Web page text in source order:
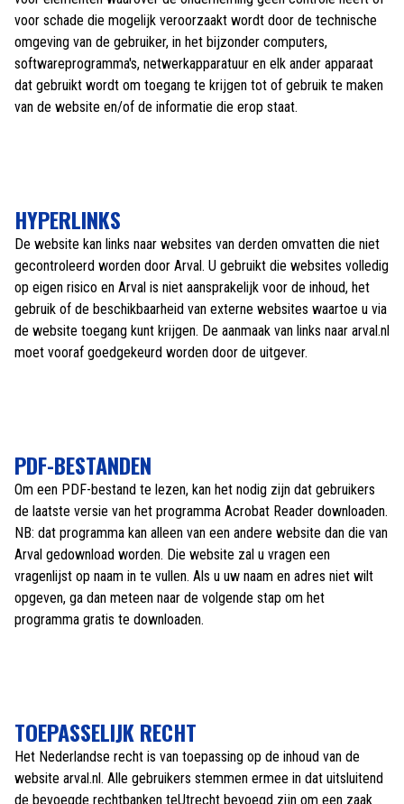
voor schade die mogelijk veroorzaakt wordt door de technische
omgeving van de gebruiker, in het bijzonder computers,
softwareprogramma's, netwerkapparatuur en elk ander apparaat
dat gebruikt wordt om toegang te krijgen tot of gebruik te maken
van de website en/of de informatie die erop staat.
HYPERLINKS
De website kan links naar websites van derden omvatten die niet
gecontroleerd worden door Arval. U gebruikt die websites volledig
op eigen risico en Arval is niet aansprakelijk voor de inhoud, het
gebruik of de beschikbaarheid van externe websites waartoe u via
de website toegang kunt krijgen. De aanmaak van links naar arval.nl
moet vooraf goedgekeurd worden door de uitgever.
PDF-BESTANDEN
Om een PDF-bestand te lezen, kan het nodig zijn dat gebruikers
de laatste versie van het programma Acrobat Reader downloaden.
NB: dat programma kan alleen van een andere website dan die van
Arval gedownload worden. Die website zal u vragen een
vragenlijst op naam in te vullen. Als u uw naam en adres niet wilt
opgeven, ga dan meteen naar de volgende stap om het
programma gratis te downloaden.
TOEPASSELIJK RECHT
Het Nederlandse recht is van toepassing op de inhoud van de
website arval.nl. Alle gebruikers stemmen ermee in dat uitsluitend
de bevoegde rechtbanken teUtrecht bevoegd zijn om een zaak